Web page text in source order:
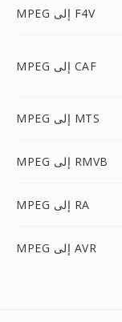
MPEG إلى F4V
MPEG إلى CAF
MPEG إلى MTS
MPEG إلى RMVB
MPEG إلى RA
MPEG إلى AVR